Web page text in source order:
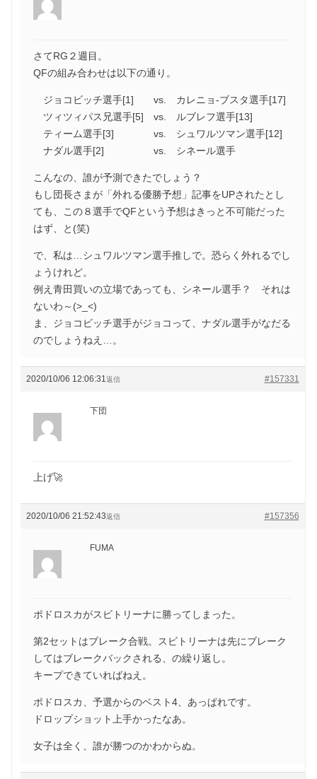
さてRG２週目。
QFの組み合わせは以下の通り。
ジョコビッチ選手[1] vs. カレニョ-ブスタ選手[17]
ツィツィパス兄選手[5] vs. ルブレフ選手[13]
ティーム選手[3] vs. シュワルツマン選手[12]
ナダル選手[2] vs. シネール選手
こんなの、誰が予測できたでしょう？
もし団長さまが「外れる優勝予想」記事をUPされたとし
ても、この８選手でQFという予想はきっと不可能だった
はず、と(笑)
で、私は…シュワルツマン選手推しで。恐らく外れるでし
ょうけれど。
例え青田買いの立場であっても、シネール選手？ それは
ないわ～(>_<)
ま、ジョコビッチ選手がジョコって、ナダル選手がなだる
のでしょうねえ…。
2020/10/06 12:06:31 #157331
返信
下団
上げ🚀
2020/10/06 21:52:43 #157356
返信
FUMA
ポドロスカがスビトリーナに勝ってしまった。
第2セットはブレーク合戦。スビトリーナは先にブレーク
してはブレークバックされる、の繰り返し。
キープできていればねえ。
ポドロスカ、予選からのベスト4、あっぱれです。
ドロップショット上手かったなあ。
女子は全く、誰が勝つのかわからぬ。